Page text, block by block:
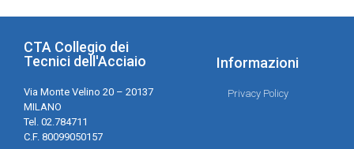
CTA Collegio dei
Tecnici dell'Acciaio
Via Monte Velino 20 – 20137
MILANO
Tel. 02.784711
C.F. 80099050157
Informazioni
Privacy Policy